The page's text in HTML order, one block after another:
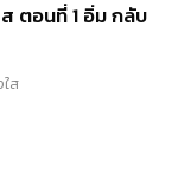
ตอนที่ 1 อิ่ม กลับ
ส